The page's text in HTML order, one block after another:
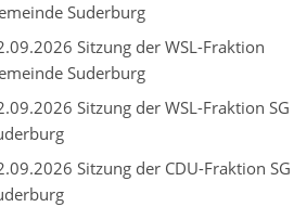
Suderburg
Sitzung der WSL-Fraktion
Suderburg
Sitzung der WSL-Fraktion SG
Sitzung der CDU-Fraktion SG